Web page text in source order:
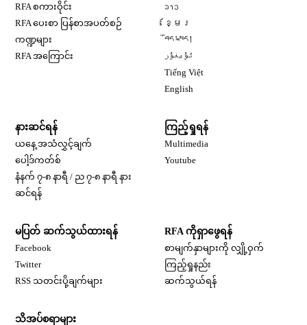
RFA စကားဝိုင်း
RFA ပေးစာ ပြန်စာအပတ်စဉ်
ကဏ္ဍများ
RFA အကြောင်း
ລາວ
ខ្មែរ
བོད་སྐད།
ئۇيغۇر
Tiếng Việt
English
နားဆင်ရန်
ယနေ့ အသံလွှင့်ချက်
ပေါ့ဒ်ကတ်စ်
နံနက် ၇-၈ နာရီ / ည ၇-၈ နာရီ နား
ဆင်ရန်
ကြည့်ရှုရန်
Multimedia
Youtube
မပြတ် ဆက်သွယ်ထားရန်
Facebook
Twitter
RSS သတင်းပို့ချက်များ
RFA ကိုရှာဖွေရန်
စာမျက်နှာများကို လျှို့ဝှက်
ကြည့်ရှုနည်း
ဆက်သွယ်ရန်
သိအပ်စရာများ